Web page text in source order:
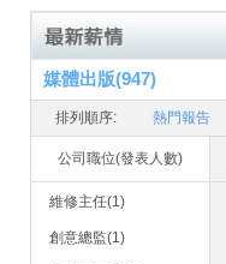
媒體出版(947)
排列順序: 熱門報告
公司職位(發表人數)
維修主任(1)
創意總監(1)